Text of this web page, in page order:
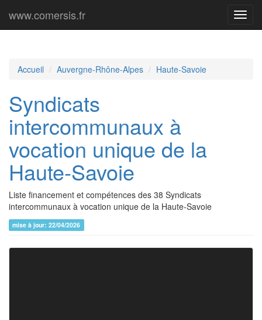
Menu
www.comersis.fr
Accueil Auvergne-Rhône-Alpes Haute-Savoie
Syndicats
intercommunaux à
vocation unique de la
Haute-Savoie
Liste financement et compétences des 38 Syndicats
intercommunaux à vocation unique de la Haute-Savoie
mise à jour: 22/04/2026